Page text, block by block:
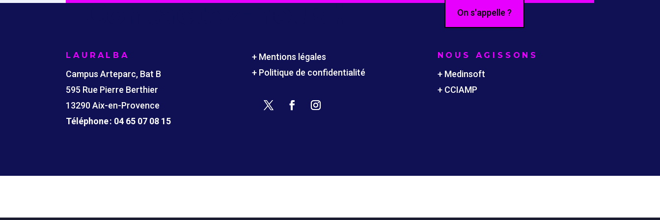
Contactez-nous ! On s'appelle ?
LAURALBA
Campus Arteparc, Bat B
595 Rue Pierre Berthier
13290 Aix-en-Provence
Téléphone : 04 65 07 08 15
+ Mentions légales
+ Politique de confidentialité
NOUS AGISSONS
+ Medinsoft
+ CCIAMP